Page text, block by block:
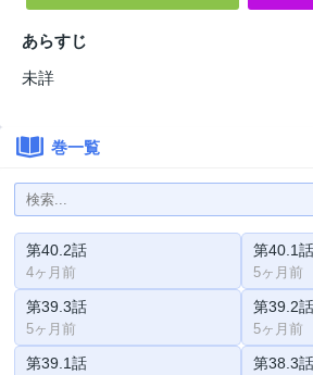
あらすじ
未詳
巻一覧
第40.2話
4ヶ月前
第40.1話
5ヶ月前
第39.3話
5ヶ月前
第39.2話
5ヶ月前
第39.1話 第38.3話